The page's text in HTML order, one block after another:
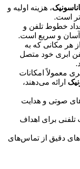
، هزینه اولیه و
است.
خطوط تلفن و
آسان و سریع است.
هر مکانی که به
ابری خود متصل
معمولاً امکانات
ارائه می‌دهند،
صوتی و هدایت
برای اهداف
دقیق از تماس‌های